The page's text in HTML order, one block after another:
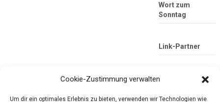
Wort zum
Sonntag
Link-Partner
Cookie-Zustimmung verwalten
Um dir ein optimales Erlebnis zu bieten, verwenden wir Technologien wie